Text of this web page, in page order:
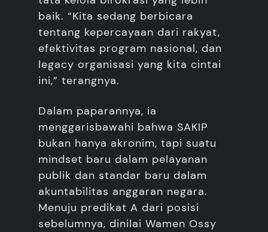
baik. “Kita sedang berbicara
tentang kepercayaan dari rakyat,
efektivitas program nasional, dan
legacy organisasi yang kita cintai
ini,” terangnya.
Dalam paparannya, ia
menggarisbawahi bahwa SAKIP
bukan hanya akronim, tapi suatu
mindset baru dalam pelayanan
publik dan standar baru dalam
akuntabilitas anggaran negara.
Menuju predikat A dari posisi
sebelumnya, dinilai Wamen Ossy